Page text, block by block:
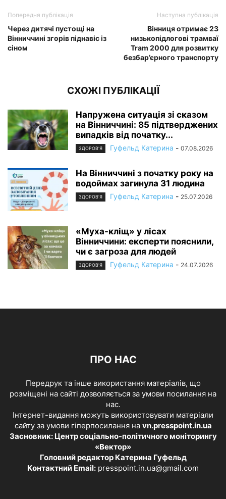
Попередня публікація
Через дитячі пустощі на
Вінниччині згорів піднавіс із
сіном
Наступна публікація
Вінниця отримає 23
низькопідлогові трамваї
Tram 2000 для розвитку
безбар’єрного транспорту
СХОЖІ ПУБЛІКАЦІЇ
Напружена ситуація зі сказом
на Вінниччині: 85 підтверджених
випадків від початку...
ЗДОРОВ'Я Гуфельд Катерина - 07.08.2026
На Вінниччині з початку року на
водоймах загинула 31 людина
ЗДОРОВ'Я Гуфельд Катерина - 25.07.2026
«Муха-кліщ» у лісах
Вінниччини: експерти пояснили,
чи є загроза для людей
ЗДОРОВ'Я Гуфельд Катерина - 24.07.2026
ПРО НАС
Передрук та інше використання матеріалів, що
розміщені на сайті дозволяється за умови посилання на
нас.
Інтернет-видання можуть використовувати матеріали
сайту за умови гіперпосилання на vn.presspoint.in.ua
Засновник: Центр соціально-політичного моніторингу
«Вектор»
Головний редактор Катерина Гуфельд
Контактний Email: presspoint.in.ua@gmail.com